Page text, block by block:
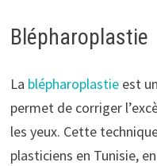
Blépharoplastie
La blépharoplastieest
permet de corriger
les yeux. Cette
plasticiens en Tunisie,